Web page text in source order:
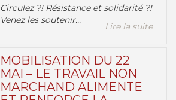
Circulez ?! Résistance et solidarité ?!
Venez les soutenir...
Lire la suite
MOBILISATION DU 22
MAI – LE TRAVAIL NON
MARCHAND ALIMENTE